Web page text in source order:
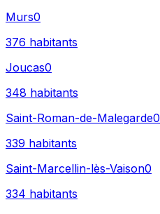
Murs0
376 habitants
Joucas0
348 habitants
Saint-Roman-de-Malegarde0
339 habitants
Saint-Marcellin-lès-Vaison0
334 habitants